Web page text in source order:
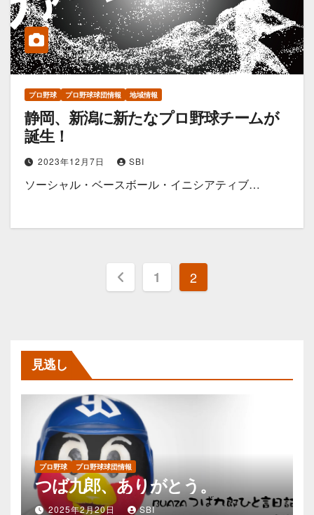
プロ野球 プロ野球球団情報 地域情報
静岡、新潟に新たなプロ野球チームが
誕生！
2023年12月7日 SBI
ソーシャル・ベースボール・イニシアティブ…
投
ー
ジ
送
り
1 2
見逃し
プロ野球 プロ野球球団情報
つば九郎、ありがとう。
2025年2月20日 SBI